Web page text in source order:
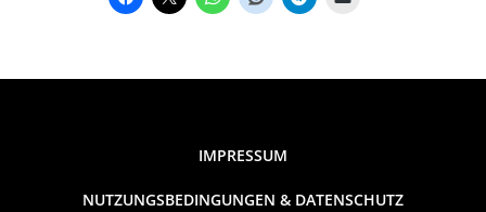
IMPRESSUM
NUTZUNGSBEDINGUNGEN & DATENSCHUTZ